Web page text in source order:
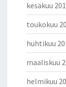
kesäkuu
toukokuu
huhtikuu
maaliskuu
helmikuu